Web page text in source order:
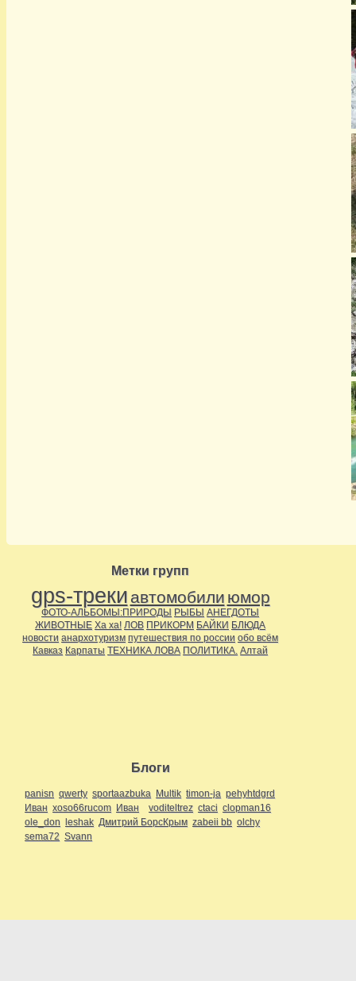
Метки групп
gps-треки автомобили юмор
ФОТО-АЛЬБОМЫ:ПРИРОДЫ РЫБЫ АНЕГДОТЫ
ЖИВОТНЫЕ Ха ха! ЛОВ ПРИКОРМ БАЙКИ БЛЮДА
новости анархотуризм путешествия по россии обо всём
Кавказ Карпаты ТЕХНИКА ЛОВА ПОЛИТИКА. Алтай
Блоги
panisn qwerty sportaazbuka Multik timon-ja pehyhtdgrd
Иван xoso66rucom Иван voditeltrez ctaci clopman16
ole_don leshak Дмитрий БорсКрым zabeii bb olchy
sema72 Svann